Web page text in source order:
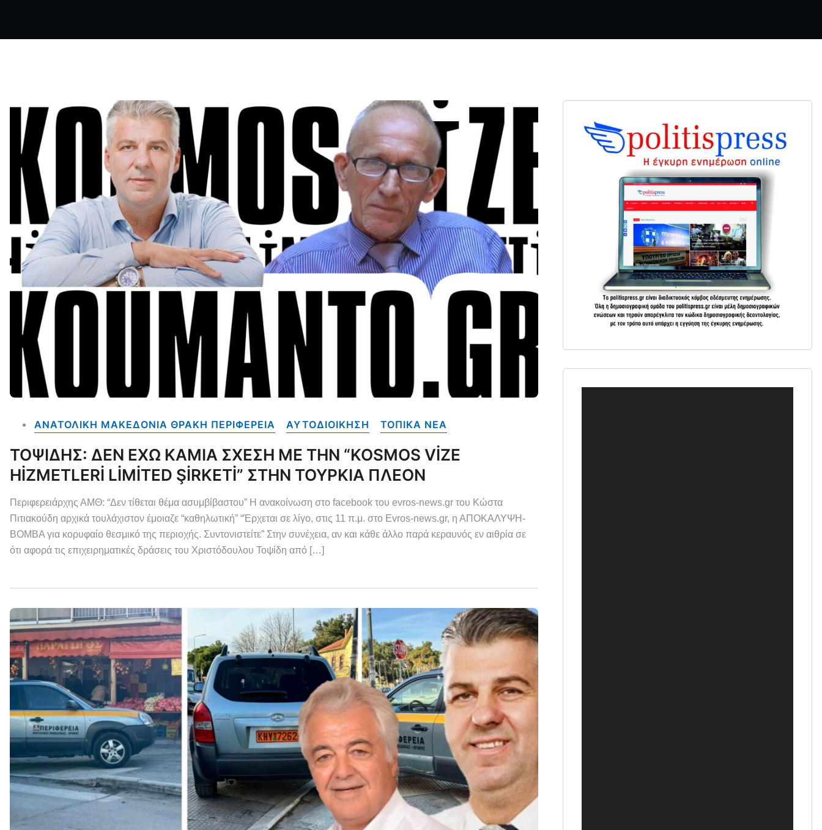
ΑΝΑΤΟΛΙΚΗ ΜΑΚΕΔΟΝΙΑ ΘΡΑΚΗ ΠΕΡΙΦΕΡΕΙΑ ΑΥΤΟΔΙΟΙΚΗΣΗ ΤΟΠΙΚΑ NEA
ΤΟΨΙΔΗΣ: ΔΕΝ ΕΧΩ ΚΑΜΙΑ ΣΧΕΣΗ ΜΕ ΤΗΝ “KOSMOS VİZE
HİZMETLERİ LİMİTED ŞİRKETİ” ΣΤΗΝ ΤΟΥΡΚΙΑ ΠΛΕΟΝ
Περιφερειάρχης ΑΜΘ: “Δεν τίθεται θέμα ασυμβίβαστου” Η ανακοίνωση στο facebook του evros-news.gr του Κώστα
Πιτιακούδη αρχικά τουλάχιστον έμοιαζε “καθηλωτική” “Έρχεται σε λίγο, στις 11 π.μ. στο Evros-news.gr, η ΑΠΟΚΑΛΥΨΗ-
ΒΟΜΒΑ για κορυφαίο θεσμικό της περιοχής. Συντονιστείτε” Στην συνέχεια, αν και κάθε άλλο παρά κεραυνός εν αιθρία σε
ότι αφορά τις επιχειρηματικές δράσεις του Χριστόδουλου Τοψίδη από […]